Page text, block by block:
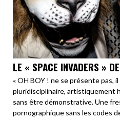
LE « SPACE INVADERS »
« OH BOY ! ne se présente pas,
pluridisciplinaire, artistiquement
sans être démonstrative. Une
pornographique sans les codes